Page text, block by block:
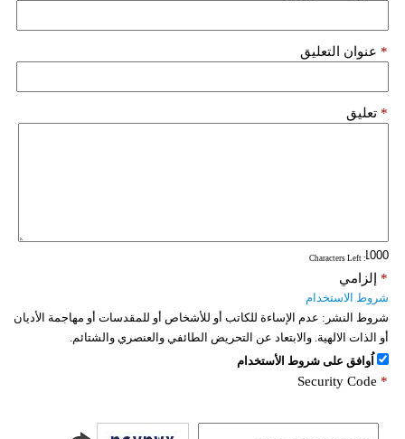
عنوان التعليق *
تعليق *
: Characters Left
إلزامي *
شروط الاستخدام
شروط النشر: عدم الإساءة للكاتب أو للأشخاص أو للمقدسات أو مهاجمة الأديان
أو الذات الالهية. والابتعاد عن التحريض الطائفي والعنصري والشتائم.
اُوافق على شروط الأستخدام
Security Code *